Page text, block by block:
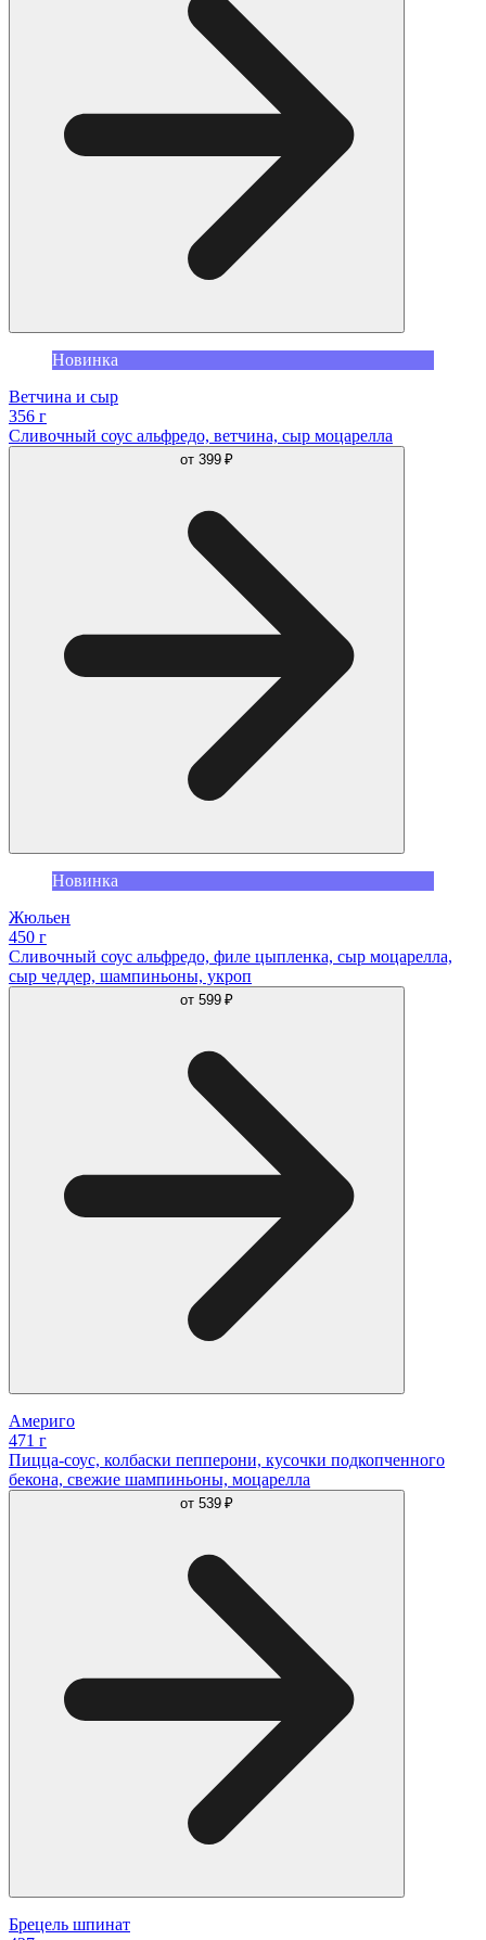
Новинка
Ветчина и сыр
356 г
Сливочный соус альфредо, ветчина, сыр моцарелла
от 399 ₽
Новинка
Жюльен
450 г
Сливочный соус альфредо, филе цыпленка, сыр моцарелла,
сыр чеддер, шампиньоны, укроп
от 599 ₽
Америго
471 г
Пицца-соус, колбаски пепперони, кусочки подкопченного
бекона, свежие шампиньоны, моцарелла
от 539 ₽
Брецель шпинат